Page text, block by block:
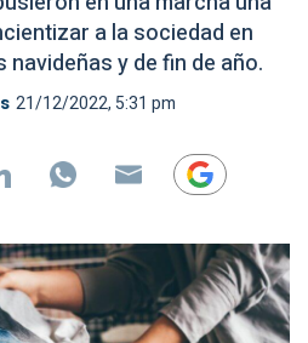
a la sociedad en
y de fin de año.
21/12/2022, 5:31 pm